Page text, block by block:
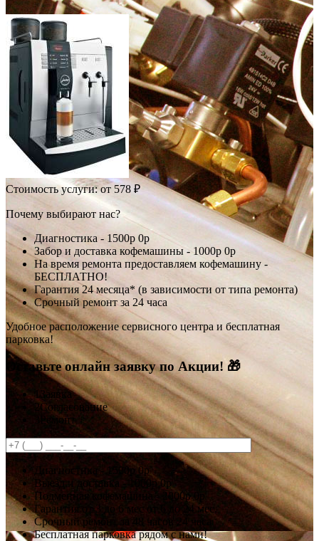
Стоимость услуги:от 578 ₽
Почему выбирают нас?
Диагностика - 1500р 0р
Забор и доставка кофемашины - 1000р 0р
На время ремонта предоставляем кофемашину -
БЕСПЛАТНО!
Гарантия 24 месяца* (в зависимости от типа ремонта)
Срочный ремонт за 24 часа
Удобное расположение сервисного центра и бесплатная
парковка!
Оставьте онлайн заявку по Акции! 🎁
1 Заявка
2Согласование
Ремонт
Диагностика -1500р 0р
Выезд и доставка -
1000р0р
Подменная кофемашина - 2000р0р
Гарантия
от 3 до 6 мес от 6 до 24 мес.
Срочный ремонт за
48 часов
24 часа
Бесплатная парковка рядом с нами!